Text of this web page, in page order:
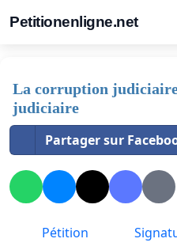
Petitionenligne.net
La corruption
judiciaire
Partager sur
Pétition